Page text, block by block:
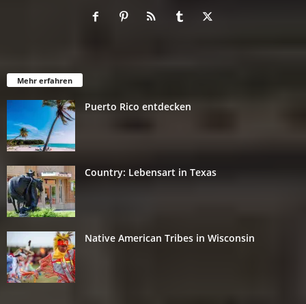
Mehr erfahren
Puerto Rico entdecken
Country: Lebensart in Texas
Native American Tribes in Wisconsin